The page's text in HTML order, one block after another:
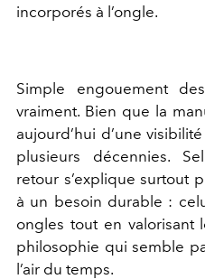
incorporés à l’ongle.
Simple engouement
vraiment. Bien que la
aujourd’hui d’une
plusieurs décennies.
retour s’explique surtout
à un besoin durable :
ongles tout en valorisant
philosophie qui semble
l’air du temps.